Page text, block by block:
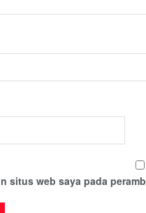
situs web saya pada